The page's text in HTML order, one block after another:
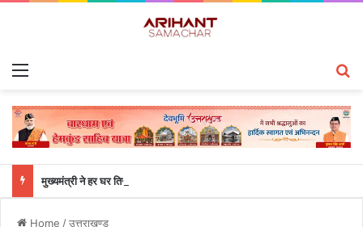
मुख्यमंत्री ने हर घर तिरंगा यात्रा कार्यक्रम में किया प्रतिभाग
Home /उत्तराखण्ड